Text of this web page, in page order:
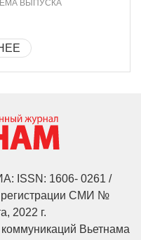
ВЫПУСКА
ISSN: 1606- 0261 /
регистрации СМИ №
2022 г.
Вьетнама